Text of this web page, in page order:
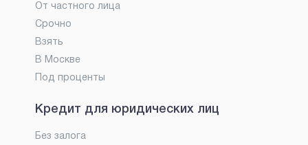
От частного лица
Срочно
Взять
В Москве
Под проценты
Кредит для юридических лиц
Без залога